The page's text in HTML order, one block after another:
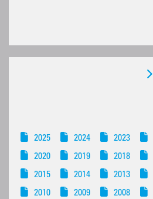
2025 2024 2023
2020
2019 2018
2015
2014 2013
2010
2009 2008